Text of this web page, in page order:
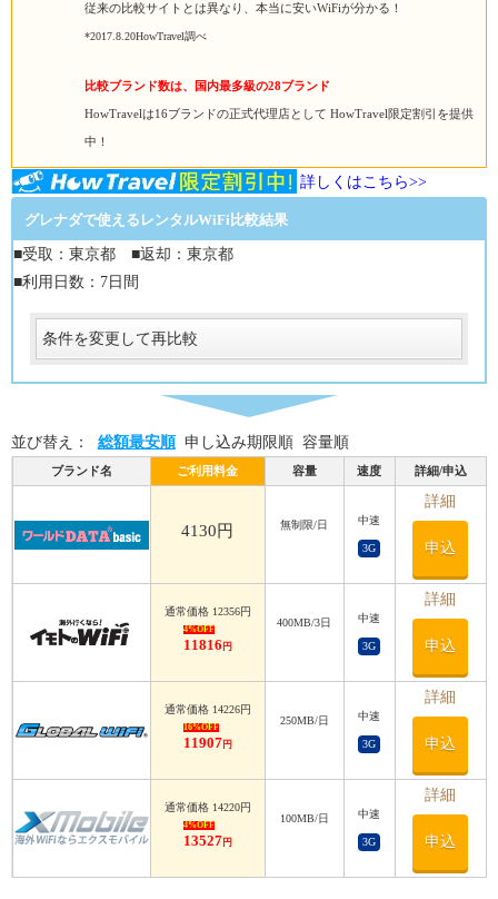
従来の比較サイトとは異なり、本当に安いWiFiが分かる！
*2017.8.20HowTravel調べ
比較ブランド数は、国内最多級の28ブランド
HowTravelは16ブランドの正式代理店として HowTravel限定割引を提供
中！
詳しくはこちら>>
グレナダで使えるレンタルWiFi比較結果
■受取：東京都 ■返却：東京都
■利用日数：7日間
条件を変更して再比較
受取場所
必須
返却方法
必須
利用日数
並び替え： 総額最安順 申し込み期限順 容量順
ブランド名 ご利用料金 容量 速度 詳細/申込
4130円 無制限/日 中速
3G
詳細
申込
通常価格 12356円
4%OFF
11816 円
400MB/3日 中速
3G
詳細
申込
通常価格 14226円
16%OFF
11907 円
250MB/日 中速
3G
詳細
申込
通常価格 14220円
4%OFF
13527 円
100MB/日 中速
3G
詳細
申込